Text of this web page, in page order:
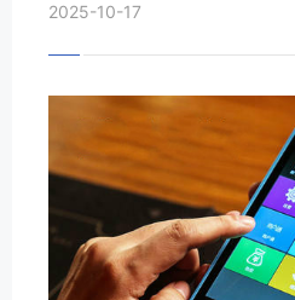
2025-10-17